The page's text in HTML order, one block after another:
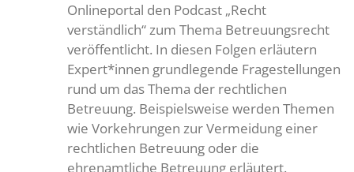
Onlineportal den Podcast „Recht
verständlich“ zum Thema Betreuungsrecht
veröffentlicht. In diesen Folgen erläutern
Expert*innen grundlegende Fragestellungen
rund um das Thema der rechtlichen
Betreuung. Beispielsweise werden Themen
wie Vorkehrungen zur Vermeidung einer
rechtlichen Betreuung oder die
ehrenamtliche Betreuung erläutert.